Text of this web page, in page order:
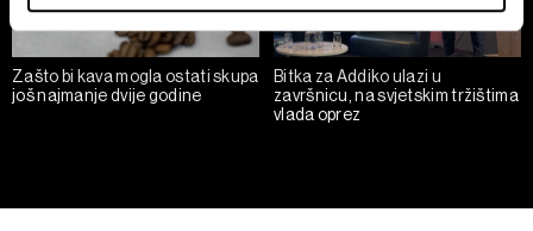
Find out more about how your personal data is processed
and set your preferences in thedetails section
Zajednički voditelji obrade su HD-WIN ARENA SPORT
Zašto bi kava mogla ostati skupa
još najmanje dvije godine
Bitka za Addiko ulazi u
završnicu, na svjetskim tržištima
vlada oprez